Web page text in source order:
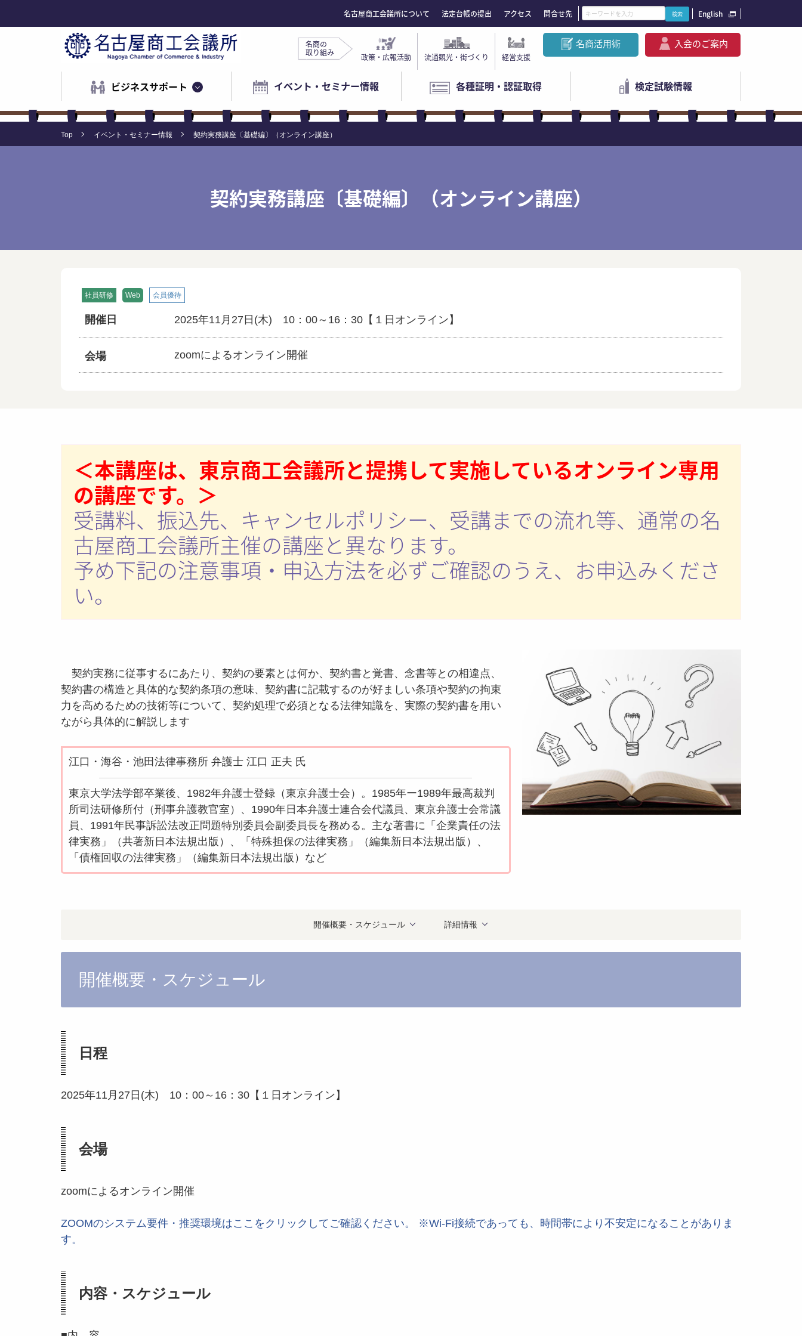
ビジネスサポート イベント・セミナー情報 各種証明・認証取得 検定試験情報
名商の
取り組み 政策・広報活動 流通観光・街づくり 経営支援
名商活用術 入会のご案内
名古屋商工会議所について 法定台帳の提出 アクセス 問合せ先 English
Top イベント・セミナー情報 契約実務講座〔基礎編〕（オンライン講座）
契約実務講座〔基礎編〕（オンライン講座）
社員研修 Web 会員優待
開催日 2025年11月27日(木) 10：00～16：30 【１日オンライン】
会場 zoomによるオンライン開催
＜本講座は、東京商工会議所と提携して実施しているオンライン専用
の講座です。＞
受講料、振込先、キャンセルポリシー、受講までの流れ等、通常の名
古屋商工会議所主催の講座と異なります。
予め下記の注意事項・申込方法を必ずご確認のうえ、お申込みくださ
い。
契約実務に従事するにあたり、契約の要素とは何か、契約書と覚書、念書等との相違点、
契約書の構造と具体的な契約条項の意味、契約書に記載するのが好ましい条項や契約の拘束
力を高めるための技術等について、契約処理で必須となる法律知識を、実際の契約書を用い
ながら具体的に解説します
江口・海谷・池田法律事務所 弁護士 江口 正夫 氏
東京大学法学部卒業後、1982年弁護士登録（東京弁護士会）。1985年ー1989年最高裁判
所司法研修所付（刑事弁護教官室）、1990年日本弁護士連合会代議員、東京弁護士会常議
員、1991年民事訴訟法改正問題特別委員会副委員長を務める。主な著書に「企業責任の法
律実務」（共著新日本法規出版）、「特殊担保の法律実務」（編集新日本法規出版）、
「債権回収の法律実務」（編集新日本法規出版）など
開催概要・スケジュール 詳細情報
開催概要・スケジュール
日程
2025年11月27日(木) 10：00～16：30 【１日オンライン】
会場
zoomによるオンライン開催
ZOOMのシステム要件・推奨環境はここをクリックしてご確認ください。 ※Wi-Fi接続であっても、時間帯により不安定になることがありま
す。
内容・スケジュール